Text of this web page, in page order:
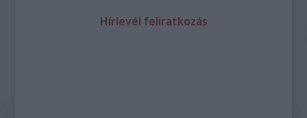
Hírlevél feliratkozás